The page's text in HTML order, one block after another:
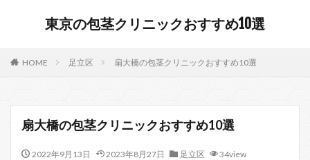
東京の包茎クリニックおすすめ10選
HOME 足立区 扇大橋の包茎クリニックおすすめ10選
扇大橋の包茎クリニックおすすめ10選
2022年9月13日 2023年8月27日 足立区 34view